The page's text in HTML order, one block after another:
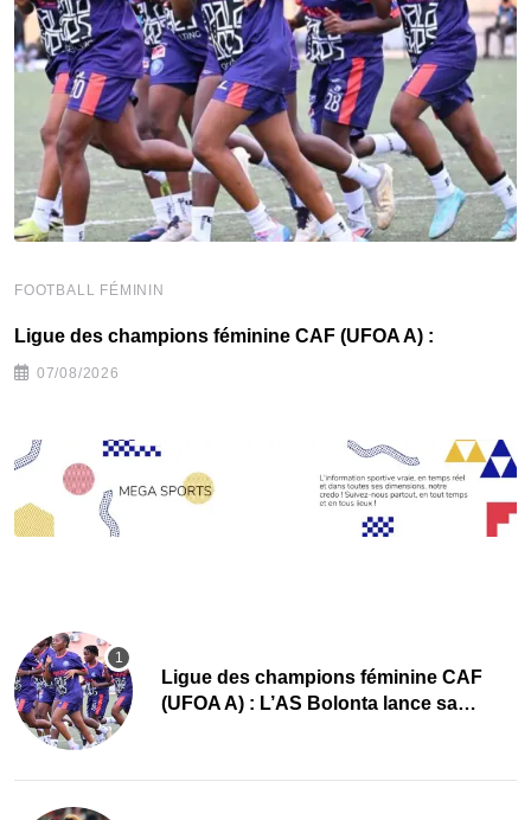
FOOTBALL FÉMININ
Ligue des champions féminine CAF (UFOA A) :
07/08/2026
Ligue des champions féminine CAF
(UFOA A) : L’AS Bolonta lance sa